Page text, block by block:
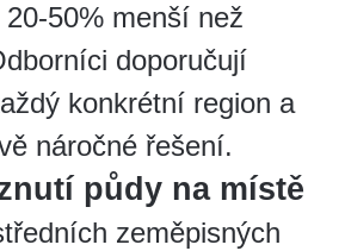
50% menší než
doporučují
konkrétní region a
náročné řešení.
půdy na místě
zeměpisných